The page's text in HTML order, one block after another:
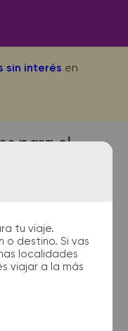
sin interés en
tu viaje.
o destino. Si vas
localidades
viajar a la más
para el
Moreno
La Paz
La Paz